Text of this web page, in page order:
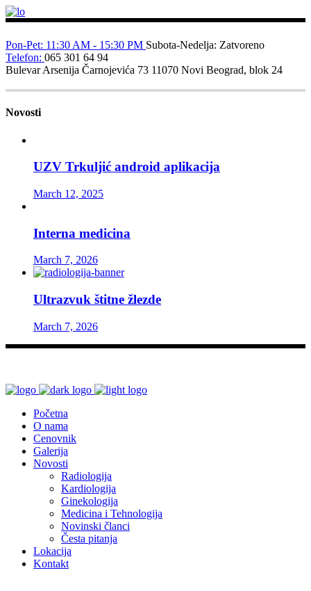
Pon-Pet: 11:30 AM - 15:30 PM Subota-Nedelja: Zatvoreno
Telefon: 065 301 64 94
Bulevar Arsenija Čarnojevića 73 11070 Novi Beograd, blok 24
Novosti
UZV Trkuljić android aplikacija
March 12, 2025
Interna medicina
March 7, 2026
Ultrazvuk štitne žlezde
March 7, 2026
Početna
O nama
Cenovnik
Galerija
Novosti
Radiologija
Kardiologija
Ginekologija
Medicina i Tehnologija
Novinski članci
Česta pitanja
Lokacija
Kontakt